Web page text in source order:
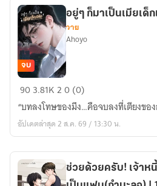
อยู่ๆ
มา
เป็น
เด็ก
เนิร์ด
จบ
อยู่ๆ ก็มาเป็นเมียเด็ก
วาย
Ahoyo
903.81K20 (0)
“บทลงโทษของมึง…คือจบลงที่เตียงขอ
อัปเดตล่าสุด 2 ส.ค. 69 / 13:30 น.
ช่วยด้วยครับ! เจ้าห